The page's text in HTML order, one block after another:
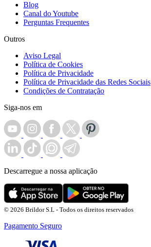
Blog
Canal do Youtube
Perguntas Frequentes
Outros
Aviso Legal
Política de Cookies
Política de Privacidade
Política de Privacidade das Redes Sociais
Condições de Contratação
Siga-nos em
Descarregue a nossa aplicação
© 2026 Brildor S.L - Todos os direitos reservados
Pagamento Seguro